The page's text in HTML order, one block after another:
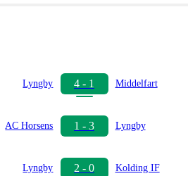
Lyngby 4 - 1 Middelfart
AC Horsens 1 - 3 Lyngby
Lyngby 2 - 0 Kolding IF